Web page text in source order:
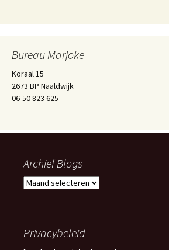
Bureau Marjoke
Koraal 15
2673 BP Naaldwijk
06-50 823 625
Archief Blogs
Archief
Privacybeleid